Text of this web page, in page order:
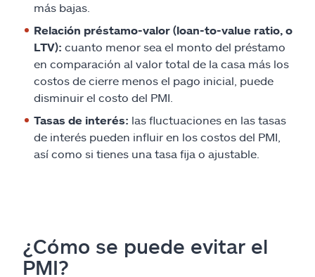
más bajas.
Relación préstamo-valor (loan-to-value ratio, o
LTV): cuanto menor sea el monto del préstamo
en comparación al valor total de la casa más los
costos de cierre menos el pago inicial, puede
disminuir el costo del PMI.
Tasas de interés: las fluctuaciones en las tasas
de interés pueden influir en los costos del PMI,
así como si tienes una tasa fija o ajustable.
¿Cómo se puede evitar el
PMI?